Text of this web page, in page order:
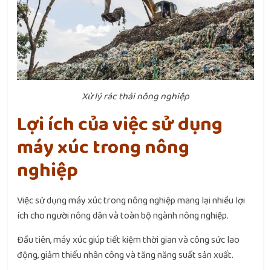
Xử lý rác thải nông nghiệp
Lợi ích của việc sử dụng
máy xúc trong nông
nghiệp
Việc sử dụng máy xúc trong nông nghiệp mang lại nhiều lợi
ích cho người nông dân và toàn bộ ngành nông nghiệp.
Đầu tiên, máy xúc giúp tiết kiệm thời gian và công sức lao
động, giảm thiểu nhân công và tăng năng suất sản xuất.